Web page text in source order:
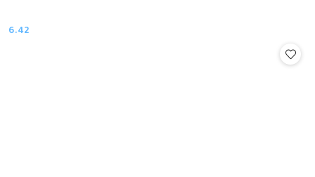
Cena:
6.42